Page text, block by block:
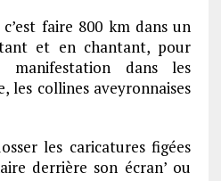
faire 800 km dans un
et en chantant, pour
dans les
les collines aveyronnaises
les caricatures figées
derrière son écran’ ou